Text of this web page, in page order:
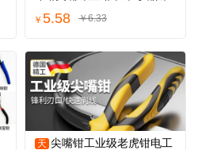
钳多功能钳
￥ 5.58 ￥6.33
天 尖嘴钳工业级老虎钳电工